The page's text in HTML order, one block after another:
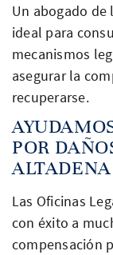
Un abogado de
ideal para
mecanismos
asegurar la
recuperarse.
POR
Las Oficinas
con éxito a
compensación